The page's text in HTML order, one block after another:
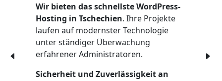
Wir bieten das schnellste WordPress-
Hosting in Tschechien. Ihre Projekte
laufen auf modernster Technologie
unter ständiger Überwachung
erfahrener Administratoren.
Sicherheit und Zuverlässigkeit an